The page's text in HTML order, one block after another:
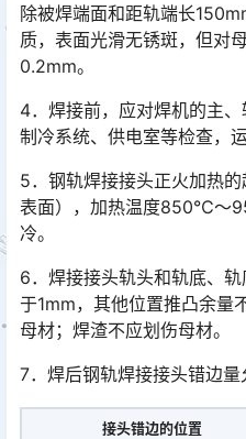
除被焊端面和距轨端长
质，表面光滑无锈斑，但对
0.2mm。󠅅󠅃󠄵󠅂󠄪󠇖󠆨󠆨󠇕󠆞󠆒󠅬󠇘󠆭󠆘󠇙󠆝󠅵󠇗󠆭󠆁󠄐󠇗󠅹󠅸󠇖󠆍󠅳󠇖󠅹󠅰󠇖󠆌󠅹
4．焊接前，应对焊机的主、
制冷系统、供电室等检查，
5．钢轨焊接接头正火加热
表面），加热温度850℃～
冷。
6．焊接接头轨头和轨底、
于1mm，其他位置推凸余量
母材；焊渣不应划伤母材。
7．焊后钢轨焊接接头错边量
接头错边的位置